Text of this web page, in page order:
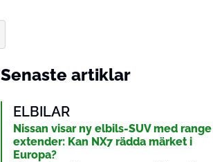
Senaste artiklar
ELBILAR
Nissan visar ny elbils-SUV med range
extender: Kan NX7 rädda märket i
Europa?